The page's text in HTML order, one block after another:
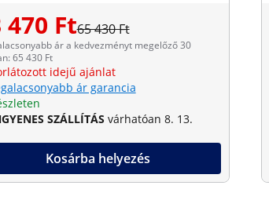
470 Ft65 430 Ft
ár a kedvezményt megelőző 30
65 430 Ft
idejű ajánlat
ár garancia
SZÁLLÍTÁS várhatóan 8. 13.
Kosárba helyezés